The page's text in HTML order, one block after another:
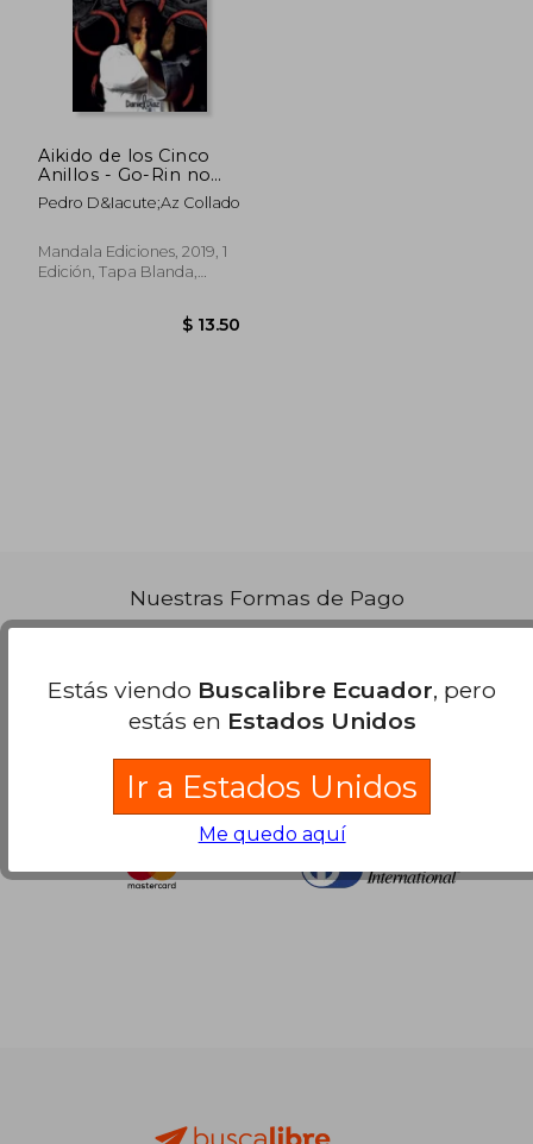
Aikido de los Cinco
Anillos - Go-Rin no
Aiki
Pedro D&Iacute;Az Collado
Mandala Ediciones, 2019, 1
Edición, Tapa Blanda,
Nuestras Formas de Pago
Estás viendo Buscalibre Ecuador, pero
estás en Estados Unidos
Ir a Estados Unidos
Me quedo aquí